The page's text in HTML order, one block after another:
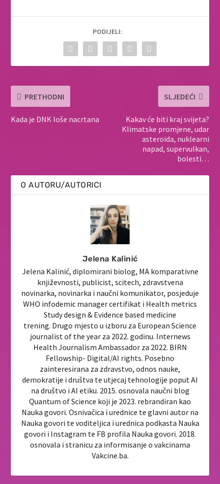
PODIJELI:
PRETHODNI
Kada je DNK loše nacrtana
SLJEDEĆI
Kakav će biti kraj svijeta?
Klimatske promjene, udar
asteroida, nuklearni
napad, supervulkan,
bolesti…
O AUTORU/AUTORICI
Jelena Kalinić
Jelena Kalinić, diplomirani biolog, MA komparativne
književnosti, publicist, scitech, zdravstvena
novinarka, novinarka i naučni komunikator, posjeduje
WHO infodemic manager certifikat i Health metrics
Study design & Evidence based medicine
trening. Drugo mjesto u izboru za European Science
journalist of the year za 2022. godinu. Internews
Health Journalism Ambassador za 2022. BIRN
Fellowship- Digital/AI rights. Posebno
zainteresirana za zdravstvo, odnos nauke,
demokratije i društva te utjecaj tehnologije poput AI
na društvo i AI etiku. 2015. osnovala naučni blog
Quantum of Science koji je 2023. rebrandiran kao
Nauka govori. Osnivačica i urednice te glavni autor na
Nauka govori te voditeljica i urednica podkasta Nauka
govori i Instagram te FB profila Nauka govori. 2018.
osnovala i stranicu za informisanje o vakcinama
Vakcine.ba.